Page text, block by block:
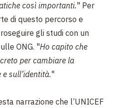
così importanti." Per
di questo percorso e
gli studi con un
ONG. "Ho capito che
per cambiare la
sull’identità."
narrazione che l’UNICEF